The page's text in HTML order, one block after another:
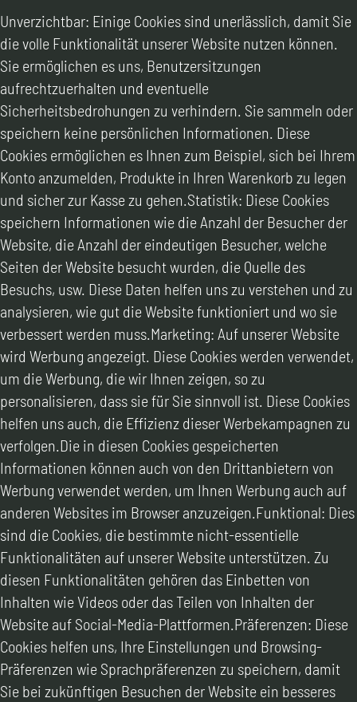
Unverzichtbar: Einige Cookies sind unerlässlich, damit Sie
die volle Funktionalität unserer Website nutzen können.
Sie ermöglichen es uns, Benutzersitzungen
aufrechtzuerhalten und eventuelle
Sicherheitsbedrohungen zu verhindern. Sie sammeln oder
speichern keine persönlichen Informationen. Diese
Cookies ermöglichen es Ihnen zum Beispiel, sich bei Ihrem
Konto anzumelden, Produkte in Ihren Warenkorb zu legen
und sicher zur Kasse zu gehen.Statistik: Diese Cookies
speichern Informationen wie die Anzahl der Besucher der
Website, die Anzahl der eindeutigen Besucher, welche
Seiten der Website besucht wurden, die Quelle des
Besuchs, usw. Diese Daten helfen uns zu verstehen und zu
analysieren, wie gut die Website funktioniert und wo sie
verbessert werden muss.Marketing: Auf unserer Website
wird Werbung angezeigt. Diese Cookies werden verwendet,
um die Werbung, die wir Ihnen zeigen, so zu
personalisieren, dass sie für Sie sinnvoll ist. Diese Cookies
helfen uns auch, die Effizienz dieser Werbekampagnen zu
verfolgen.Die in diesen Cookies gespeicherten
Informationen können auch von den Drittanbietern von
Werbung verwendet werden, um Ihnen Werbung auch auf
anderen Websites im Browser anzuzeigen.Funktional: Dies
sind die Cookies, die bestimmte nicht-essentielle
Funktionalitäten auf unserer Website unterstützen. Zu
diesen Funktionalitäten gehören das Einbetten von
Inhalten wie Videos oder das Teilen von Inhalten der
Website auf Social-Media-Plattformen.Präferenzen: Diese
Cookies helfen uns, Ihre Einstellungen und Browsing-
Präferenzen wie Sprachpräferenzen zu speichern, damit
Sie bei zukünftigen Besuchen der Website ein besseres